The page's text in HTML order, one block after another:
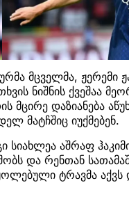
მცველმა, ჟერემი
ნიშნის ქვეშაა
დაზიანება
მატჩშიც იუქმებენ.
სიახლეა აშრაფ
და რენთან
ტრავმა